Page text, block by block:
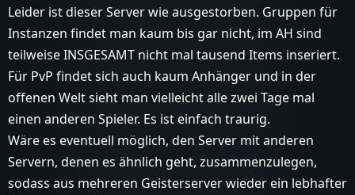
Leider ist dieser Server wie ausgestorben. Gruppen für
Instanzen findet man kaum bis gar nicht, im AH sind
teilweise INSGESAMT nicht mal tausend Items inseriert.
Für PvP findet sich auch kaum Anhänger und in der
offenen Welt sieht man vielleicht alle zwei Tage mal
einen anderen Spieler. Es ist einfach traurig.
Wäre es eventuell möglich, den Server mit anderen
Servern, denen es ähnlich geht, zusammenzulegen,
sodass aus mehreren Geisterserver wieder ein lebhafter